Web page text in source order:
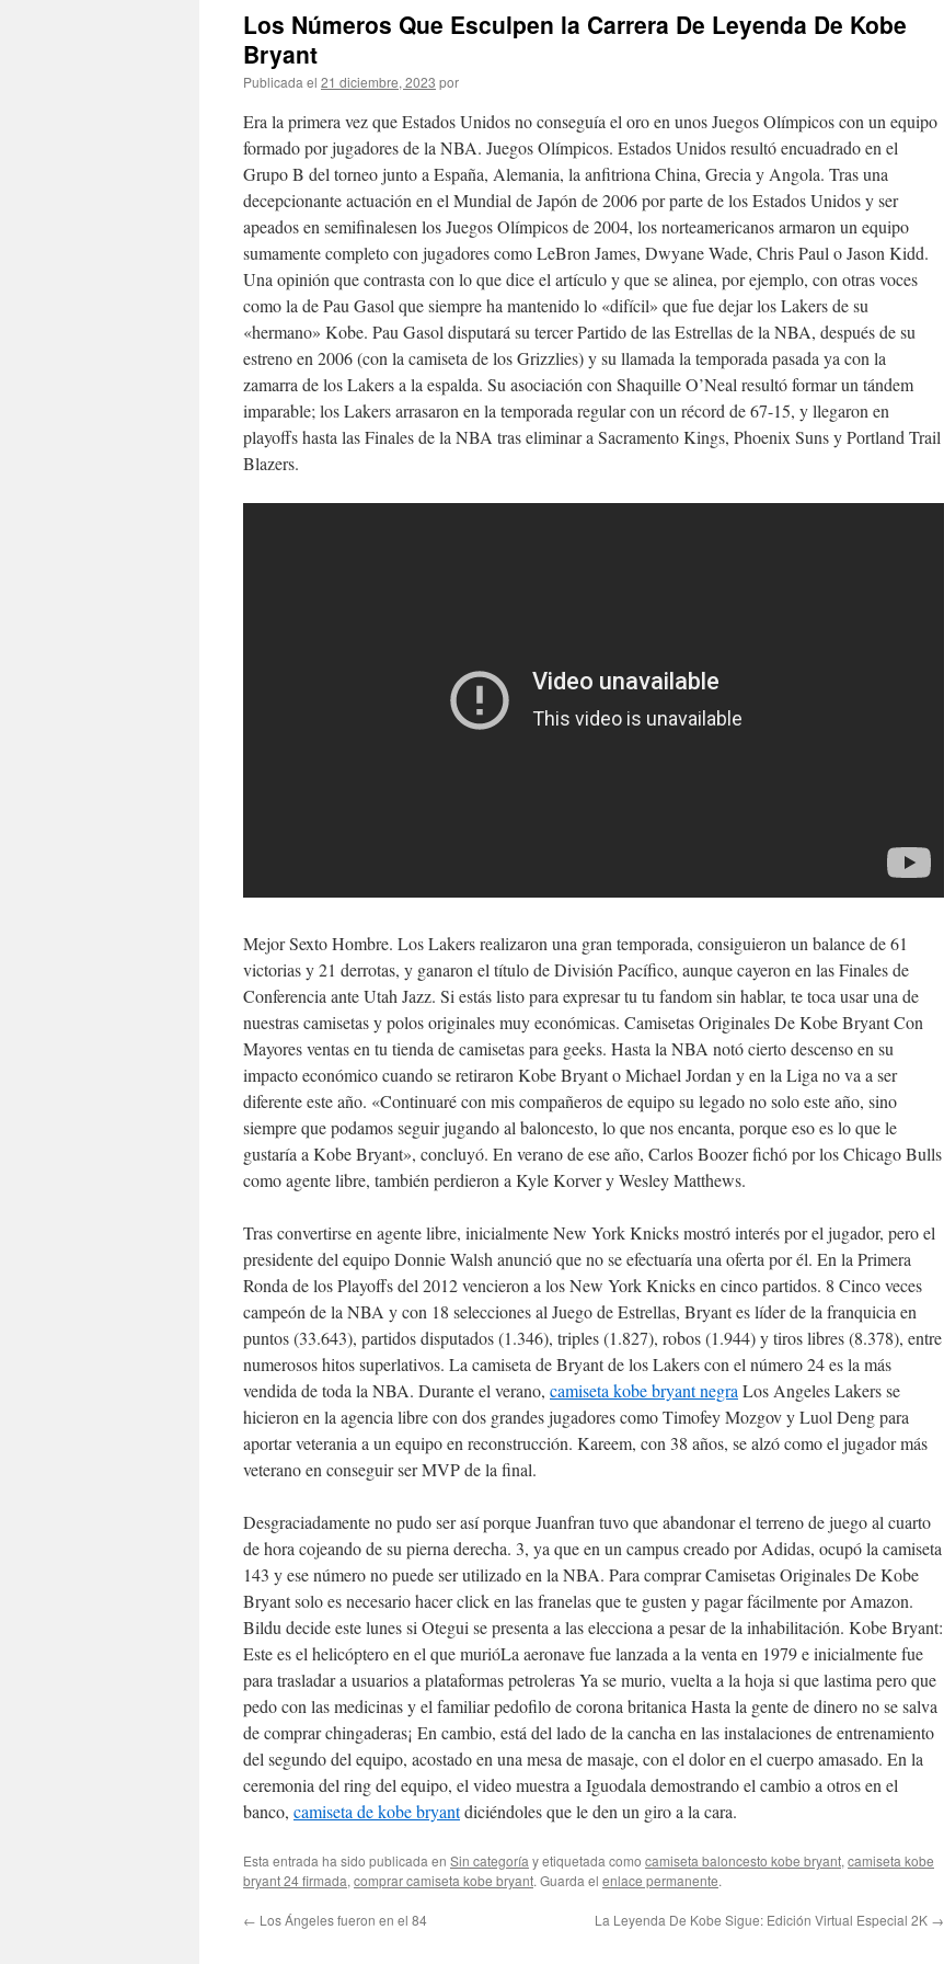
Los Números Que Esculpen la Carrera De Leyenda De Kobe
Bryant
Publicada el 21 diciembre, 2023 por
Era la primera vez que Estados Unidos no conseguía el oro en unos Juegos Olímpicos con un equipo
formado por jugadores de la NBA. Juegos Olímpicos. Estados Unidos resultó encuadrado en el
Grupo B del torneo junto a España, Alemania, la anfitriona China, Grecia y Angola. Tras una
decepcionante actuación en el Mundial de Japón de 2006 por parte de los Estados Unidos y ser
apeados en semifinalesen los Juegos Olímpicos de 2004, los norteamericanos armaron un equipo
sumamente completo con jugadores como LeBron James, Dwyane Wade, Chris Paul o Jason Kidd.
Una opinión que contrasta con lo que dice el artículo y que se alinea, por ejemplo, con otras voces
como la de Pau Gasol que siempre ha mantenido lo «difícil» que fue dejar los Lakers de su
«hermano» Kobe. Pau Gasol disputará su tercer Partido de las Estrellas de la NBA, después de su
estreno en 2006 (con la camiseta de los Grizzlies) y su llamada la temporada pasada ya con la
zamarra de los Lakers a la espalda. Su asociación con Shaquille O’Neal resultó formar un tándem
imparable; los Lakers arrasaron en la temporada regular con un récord de 67-15, y llegaron en
playoffs hasta las Finales de la NBA tras eliminar a Sacramento Kings, Phoenix Suns y Portland Trail
Blazers.
Mejor Sexto Hombre. Los Lakers realizaron una gran temporada, consiguieron un balance de 61
victorias y 21 derrotas, y ganaron el título de División Pacífico, aunque cayeron en las Finales de
Conferencia ante Utah Jazz. Si estás listo para expresar tu tu fandom sin hablar, te toca usar una de
nuestras camisetas y polos originales muy económicas. Camisetas Originales De Kobe Bryant Con
Mayores ventas en tu tienda de camisetas para geeks. Hasta la NBA notó cierto descenso en su
impacto económico cuando se retiraron Kobe Bryant o Michael Jordan y en la Liga no va a ser
diferente este año. «Continuaré con mis compañeros de equipo su legado no solo este año, sino
siempre que podamos seguir jugando al baloncesto, lo que nos encanta, porque eso es lo que le
gustaría a Kobe Bryant», concluyó. En verano de ese año, Carlos Boozer fichó por los Chicago Bulls
como agente libre, también perdieron a Kyle Korver y Wesley Matthews.
Tras convertirse en agente libre, inicialmente New York Knicks mostró interés por el jugador, pero el
presidente del equipo Donnie Walsh anunció que no se efectuaría una oferta por él. En la Primera
Ronda de los Playoffs del 2012 vencieron a los New York Knicks en cinco partidos. 8 Cinco veces
campeón de la NBA y con 18 selecciones al Juego de Estrellas, Bryant es líder de la franquicia en
puntos (33.643), partidos disputados (1.346), triples (1.827), robos (1.944) y tiros libres (8.378), entre
numerosos hitos superlativos. La camiseta de Bryant de los Lakers con el número 24 es la más
vendida de toda la NBA. Durante el verano, camiseta kobe bryant negra Los Angeles Lakers se
hicieron en la agencia libre con dos grandes jugadores como Timofey Mozgov y Luol Deng para
aportar veterania a un equipo en reconstrucción. Kareem, con 38 años, se alzó como el jugador más
veterano en conseguir ser MVP de la final.
Desgraciadamente no pudo ser así porque Juanfran tuvo que abandonar el terreno de juego al cuarto
de hora cojeando de su pierna derecha. 3, ya que en un campus creado por Adidas, ocupó la camiseta
143 y ese número no puede ser utilizado en la NBA. Para comprar Camisetas Originales De Kobe
Bryant solo es necesario hacer click en las franelas que te gusten y pagar fácilmente por Amazon.
Bildu decide este lunes si Otegui se presenta a las elecciona a pesar de la inhabilitación. Kobe Bryant:
Este es el helicóptero en el que murióLa aeronave fue lanzada a la venta en 1979 e inicialmente fue
para trasladar a usuarios a plataformas petroleras Ya se murio, vuelta a la hoja si que lastima pero que
pedo con las medicinas y el familiar pedofilo de corona britanica Hasta la gente de dinero no se salva
de comprar chingaderas¡ En cambio, está del lado de la cancha en las instalaciones de entrenamiento
del segundo del equipo, acostado en una mesa de masaje, con el dolor en el cuerpo amasado. En la
ceremonia del ring del equipo, el video muestra a Iguodala demostrando el cambio a otros en el
banco, camiseta de kobe bryantdiciéndoles que le den un giro a la cara.
Esta entrada ha sido publicada en Sin categoría y etiquetada como camiseta baloncesto kobe bryant, camiseta kobe
bryant 24 firmada, comprar camiseta kobe bryant. Guarda el enlace permanente.
← Los Ángeles fueron en el 84 La Leyenda De Kobe Sigue: Edición Virtual Especial 2K →